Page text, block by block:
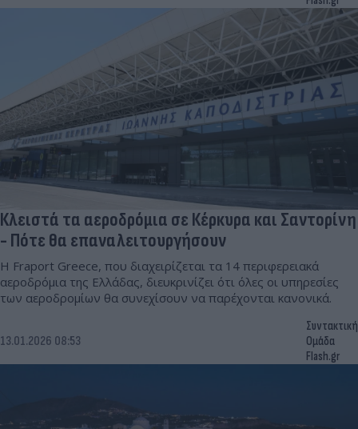
Κλειστά τα αεροδρόμια σε Κέρκυρα και Σαντορίνη
- Πότε θα επαναλειτουργήσουν
Η Fraport Greece, που διαχειρίζεται τα 14 περιφερειακά
αεροδρόμια της Ελλάδας, διευκρινίζει ότι όλες οι υπηρεσίες
των αεροδρομίων θα συνεχίσουν να παρέχονται κανονικά.
13.01.2026 08:53
Συντακτική
Ομάδα
Flash.gr